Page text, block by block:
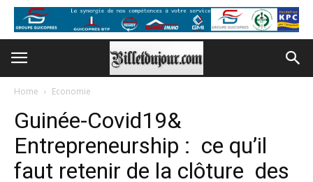
Home Economie
Guinée-Covid19&
Entrepreneurship : ce qu’il
faut retenir de la clôture des